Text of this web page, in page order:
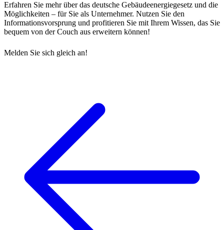
Erfahren Sie mehr über das deutsche Gebäudeenergiegesetz und die
Möglichkeiten – für Sie als Unternehmer. Nutzen Sie den
Informationsvorsprung und profitieren Sie mit Ihrem Wissen, das Sie
bequem von der Couch aus erweitern können!
Melden Sie sich gleich an!